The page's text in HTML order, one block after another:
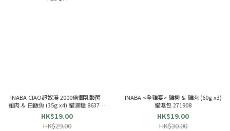
INABA CIAO超奴湯 2000億個乳酸菌 -
雞肉 & 白飯魚 (35g x4) 貓濕糧 863714
TCR-144
HK$19.00
HK$29.00
INABA <全雞宴> 雞柳 & 雞肉 (60g x3)
貓濕包 271908
HK$19.00
HK$30.00